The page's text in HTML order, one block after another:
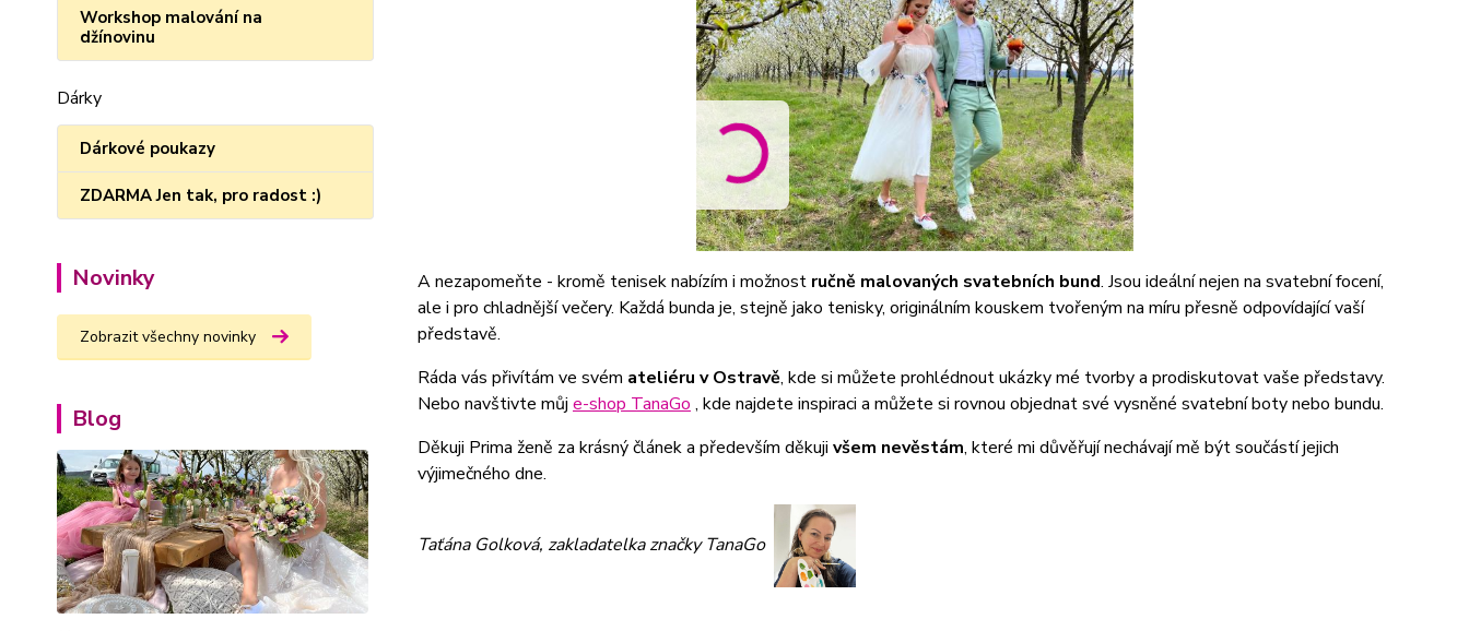
Workshop malování na
džínovinu
Dárky
Dárkové poukazy
ZDARMA Jen tak, pro radost :)
Novinky
Zobrazit všechny novinky
Blog
A nezapomeňte - kromě tenisek nabízím i možnost ručně malovaných svatebních bund. Jsou ideální nejen na svatební focení,
ale i pro chladnější večery. Každá bunda je, stejně jako tenisky, originálním kouskem tvořeným na míru přesně odpovídající vaší
představě.
Ráda vás přivítám ve svém ateliéru v Ostravě, kde si můžete prohlédnout ukázky mé tvorby a prodiskutovat vaše představy.
Nebo navštivte můj e-shop TanaGo, kde najdete inspiraci a můžete si rovnou objednat své vysněné svatební boty nebo bundu.
Děkuji Prima ženě za krásný článek a především děkuji všem nevěstám, které mi důvěřují nechávají mě být součástí jejich
výjimečného dne.
Taťána Golková, zakladatelka značky TanaGo